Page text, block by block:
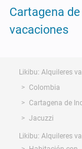
Cartagena
vacaciones
Likibu: Alquileres
Colombia
Cartagena de
Jacuzzi
Likibu: Alquileres